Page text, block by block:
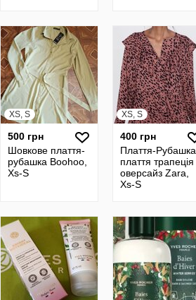
XS, S
500 грн
Шовкове плаття-
рубашка Boohoo,
Xs-S
XS, S
400 грн
Плаття-Рубашка
плаття трапеція
оверсайз Zara,
Xs-S